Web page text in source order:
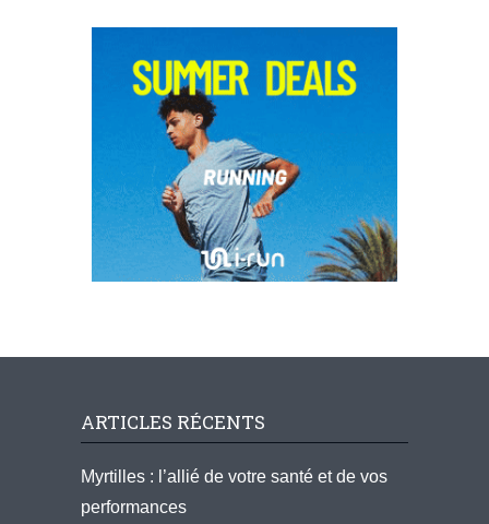
ARTICLES RÉCENTS
Myrtilles : l’allié de votre santé et de vos
performances